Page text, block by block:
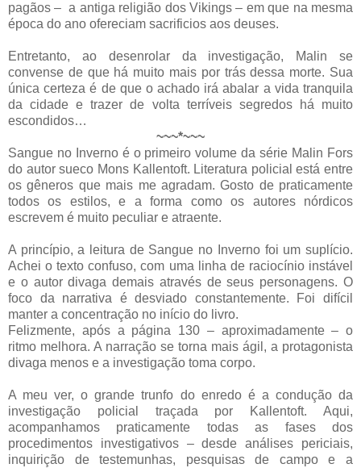
pagãos – a antiga religião dos Vikings – em que na mesma
época do ano ofereciam sacrificios aos deuses.
Entretanto, ao desenrolar da investigação, Malin se
convense de que há muito mais por trás dessa morte. Sua
única certeza é de que o achado irá abalar a vida tranquila
da cidade e trazer de volta terríveis segredos há muito
escondidos…
~~~*~~~
Sangue no Inverno é o primeiro volume da série Malin Fors
do autor sueco Mons Kallentoft. Literatura policial está entre
os gêneros que mais me agradam. Gosto de praticamente
todos os estilos, e a forma como os autores nórdicos
escrevem é muito peculiar e atraente.
A princípio, a leitura de Sangue no Inverno foi um suplício.
Achei o texto confuso, com uma linha de raciocínio instável
e o autor divaga demais através de seus personagens. O
foco da narrativa é desviado constantemente. Foi difícil
manter a concentração no início do livro.
Felizmente, após a página 130 – aproximadamente – o
ritmo melhora. A narração se torna mais ágil, a protagonista
divaga menos e a investigação toma corpo.
A meu ver, o grande trunfo do enredo é a condução da
investigação policial traçada por Kallentoft. Aqui,
acompanhamos praticamente todas as fases dos
procedimentos investigativos – desde análises periciais,
inquirição de testemunhas, pesquisas de campo e a